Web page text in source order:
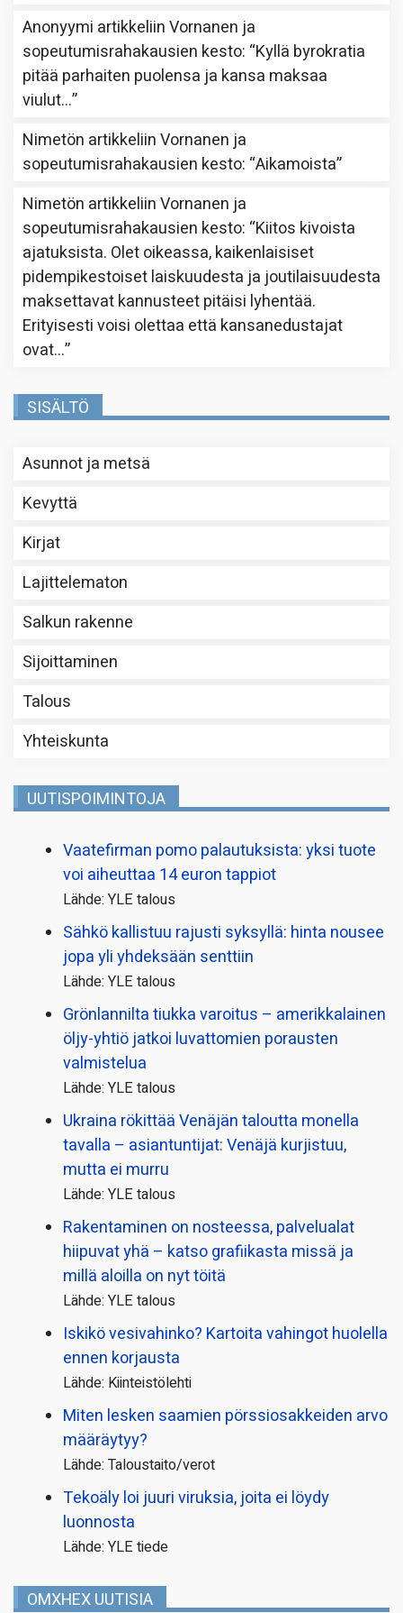
Anonyymi artikkeliinVornanen ja
sopeutumisrahakausien kesto: “Kyllä byrokratia
pitää parhaiten puolensa ja kansa maksaa
viulut…”
Nimetön artikkeliinVornanen ja
sopeutumisrahakausien kesto: “Aikamoista”
Nimetön artikkeliinVornanen ja
sopeutumisrahakausien kesto: “Kiitos kivoista
ajatuksista. Olet oikeassa, kaikenlaisiset
pidempikestoiset laiskuudesta ja joutilaisuudesta
maksettavat kannusteet pitäisi lyhentää.
Erityisesti voisi olettaa että kansanedustajat
ovat…”
SISÄLTÖ
Asunnot ja metsä
Kevyttä
Kirjat
Lajittelematon
Salkun rakenne
Sijoittaminen
Talous
Yhteiskunta
UUTISPOIMINTOJA
Vaatefirman pomo palautuksista: yksi tuote
voi aiheuttaa 14 euron tappiot
Lähde: YLE talous
Sähkö kallistuu rajusti syksyllä: hinta nousee
jopa yli yhdeksään senttiin
Lähde: YLE talous
Grönlannilta tiukka varoitus – amerikkalainen
öljy-yhtiö jatkoi luvattomien porausten
valmistelua
Lähde: YLE talous
Ukraina rökittää Venäjän taloutta monella
tavalla – asiantuntijat: Venäjä kurjistuu,
mutta ei murru
Lähde: YLE talous
Rakentaminen on nosteessa, palvelualat
hiipuvat yhä – katso grafiikasta missä ja
millä aloilla on nyt töitä
Lähde: YLE talous
Iskikö vesivahinko? Kartoita vahingot huolella
ennen korjausta
Lähde: Kiinteistölehti
Miten lesken saamien pörssi­osakkeiden arvo
määräytyy?
Lähde: Taloustaito/verot
Tekoäly loi juuri viruksia, joita ei löydy
luonnosta
Lähde: YLE tiede
OMXHEX UUTISIA